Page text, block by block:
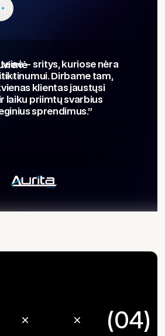
teisė – sritys, kuriose nėra
Dirbame tam,
klientas jaustųsi
laiku priimtų svarbius
sprendimus.”
(04)